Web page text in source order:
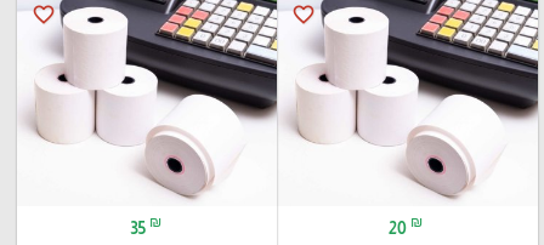
favorite_border
20 ₪
favorite_border
35 ₪